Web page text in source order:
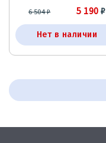
6 504₽ 5 190₽
Нет в наличии